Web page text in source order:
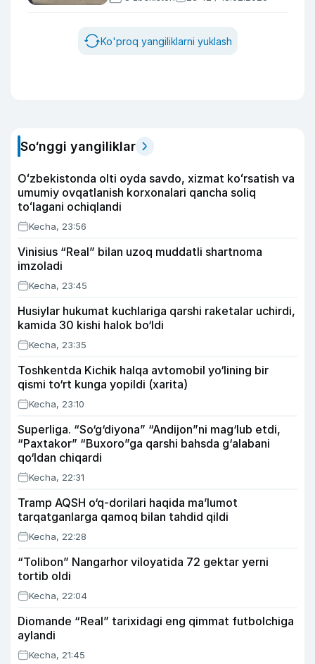
Ko'proq yangiliklarni yuklash
So‘nggi yangiliklar
Oʻzbekistonda olti oyda savdo, xizmat koʻrsatish va
umumiy ovqatlanish korxonalari qancha soliq
toʻlagani ochiqlandi
Kecha, 23:56
Vinisius “Real” bilan uzoq muddatli shartnoma
imzoladi
Kecha, 23:45
Husiylar hukumat kuchlariga qarshi raketalar uchirdi,
kamida 30 kishi halok bo‘ldi
Kecha, 23:35
Toshkentda Kichik halqa avtomobil yo‘lining bir
qismi to‘rt kunga yopildi (xarita)
Kecha, 23:10
Superliga. “So‘g‘diyona” “Andijon”ni mag‘lub etdi,
“Paxtakor” “Buxoro”ga qarshi bahsda g‘alabani
qo‘ldan chiqardi
Kecha, 22:31
Tramp AQSH o‘q-dorilari haqida ma’lumot
tarqatganlarga qamoq bilan tahdid qildi
Kecha, 22:28
“Tolibon” Nangarhor viloyatida 72 gektar yerni
tortib oldi
Kecha, 22:04
Diomande “Real” tarixidagi eng qimmat futbolchiga
aylandi
Kecha, 21:45